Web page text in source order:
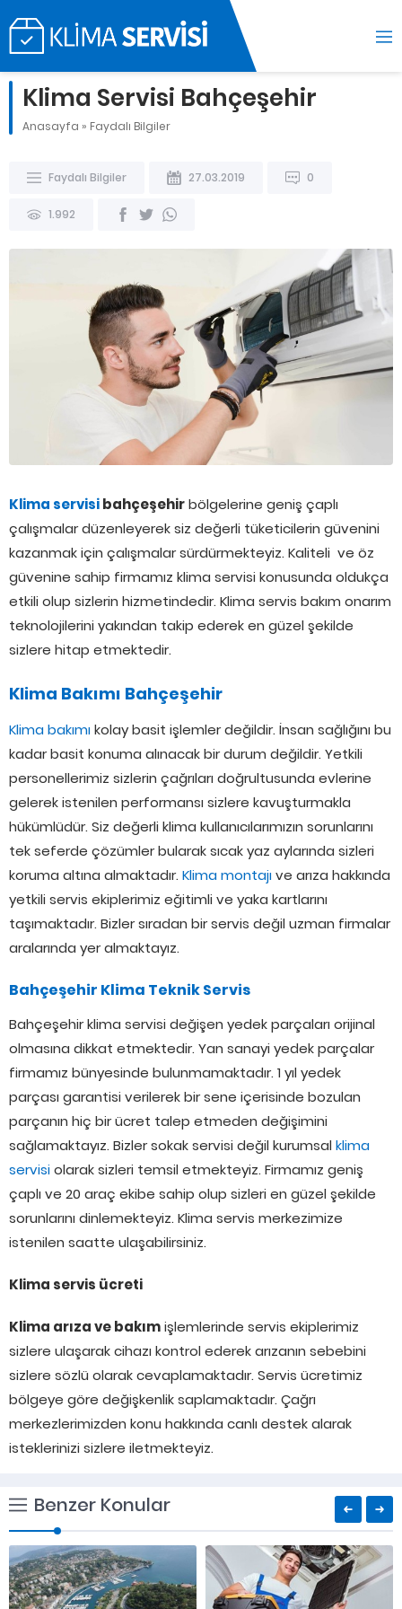
Klima Servisi Bahçeşehir
Anasayfa » Faydalı Bilgiler
Faydalı Bilgiler 27.03.2019 0
1.992
Klima servisibahçeşehirbölgelerine geniş çaplı
çalışmalar düzenleyerek siz değerli tüketicilerin güvenini
kazanmak için çalışmalar sürdürmekteyiz. Kaliteli ve öz
güvenine sahip firmamız klima servisi konusunda oldukça
etkili olup sizlerin hizmetindedir. Klima servis bakım onarım
teknolojilerini yakından takip ederek en güzel şekilde
sizlere hitap etmektedir.
Klima Bakımı Bahçeşehir
Klima bakımıkolay basit işlemler değildir. İnsan sağlığını bu
kadar basit konuma alınacak bir durum değildir. Yetkili
personellerimiz sizlerin çağrıları doğrultusunda evlerine
gelerek istenilen performansı sizlere kavuşturmakla
hükümlüdür. Siz değerli klima kullanıcılarımızın sorunlarını
tek seferde çözümler bularak sıcak yaz aylarında sizleri
koruma altına almaktadır. Klima montajıve arıza hakkında
yetkili servis ekiplerimiz eğitimli ve yaka kartlarını
taşımaktadır. Bizler sıradan bir servis değil uzman firmalar
aralarında yer almaktayız.
Bahçeşehir Klima Teknik Servis
Bahçeşehir klima servisi değişen yedek parçaları orijinal
olmasına dikkat etmektedir. Yan sanayi yedek parçalar
firmamız bünyesinde bulunmamaktadır. 1 yıl yedek
parçası garantisi verilerek bir sene içerisinde bozulan
parçanın hiç bir ücret talep etmeden değişimini
sağlamaktayız. Bizler sokak servisi değil kurumsal klima
servisiolarak sizleri temsil etmekteyiz. Firmamız geniş
çaplı ve 20 araç ekibe sahip olup sizleri en güzel şekilde
sorunlarını dinlemekteyiz. Klima servis merkezimize
istenilen saatte ulaşabilirsiniz.
Klima servis ücreti
Klima arıza ve bakımişlemlerinde servis ekiplerimiz
sizlere ulaşarak cihazı kontrol ederek arızanın sebebini
sizlere sözlü olarak cevaplamaktadır. Servis ücretimiz
bölgeye göre değişkenlik saplamaktadır. Çağrı
merkezlerimizden konu hakkında canlı destek alarak
isteklerinizi sizlere iletmekteyiz.
Benzer Konular